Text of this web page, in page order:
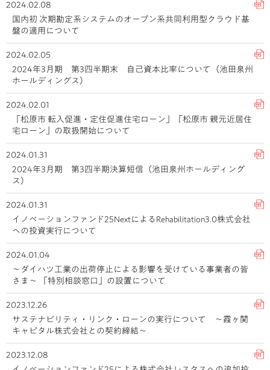
2024.02.08
国内初 次期勘定系システムのオープン系共同利用型クラウド基
盤の適用について
2024.02.05
2024年3月期 第3四半期末 自己資本比率について（池田泉州
ホールディングス）
2024.02.01
「松原市 転入促進・定住促進住宅ローン」「松原市 親元近居住
宅ローン」の取扱開始について
2024.01.31
2024年3月期 第3四半期決算短信（池田泉州ホールディング
ス）
2024.01.31
イノベーションファンド25NextによるRehabilitation3.0株式会社
への投資実行について
2024.01.04
～ダイハツ工業の出荷停止による影響を受けている事業者の皆
さま～ 「特別相談窓口」の設置について
2023.12.26
サステナビリティ・リンク・ローンの実行について ～霞ヶ関
キャピタル株式会社との契約締結～
2023.12.08